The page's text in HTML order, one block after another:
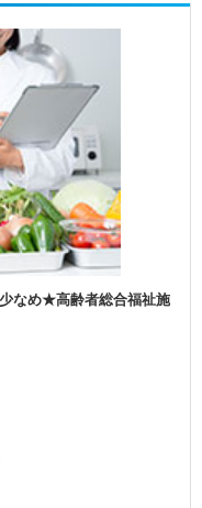
なめ★高齢者総合福祉施